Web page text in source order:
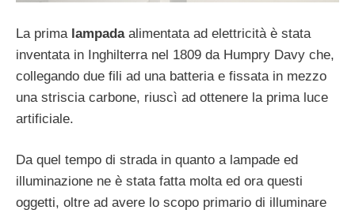
La prima lampadaalimentata ad elettricità è stata
inventata in Inghilterra nel 1809 da Humpry Davy che,
collegando due fili ad una batteria e fissata in mezzo
una striscia carbone, riuscì ad ottenere la prima luce
artificiale.
Da quel tempo di strada in quanto a lampade ed
illuminazione ne è stata fatta molta ed ora questi
oggetti, oltre ad avere lo scopo primario di illuminare